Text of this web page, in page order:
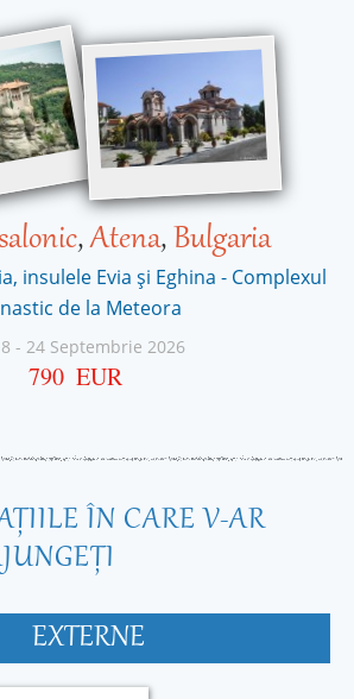
,Atena,Bulgaria
insulele Evia și Eghina - Complexul
de la Meteora
- 24 Septembrie 2026
790 EUR
ÎN CARE V-AR
EXTERNE